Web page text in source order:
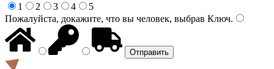
1
2 3 4
5
Пожалуйста, докажите, что вы человек, выбрав Ключ.